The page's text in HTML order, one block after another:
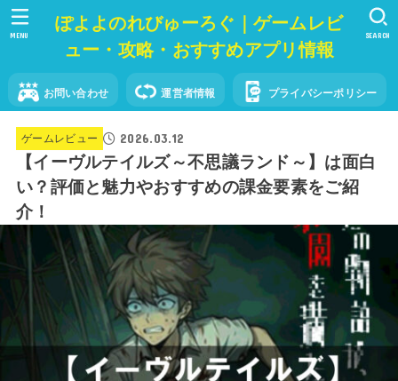
ぽよよのれびゅーろぐ｜ゲームレビ
ュー・攻略・おすすめアプリ情報
お問い合わせ 運営者情報 プライバシーポリシー
SEARCH
MENU
ゲームレビュー 2026.03.12
【イーヴルテイルズ～不思議ランド～】は面白
い？評価と魅力やおすすめの課金要素をご紹
介！